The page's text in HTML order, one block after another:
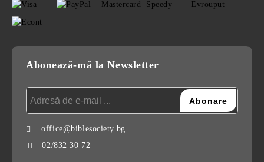
Abonează-mă la Newsletter
office@biblesociety.bg
02/832 30 72